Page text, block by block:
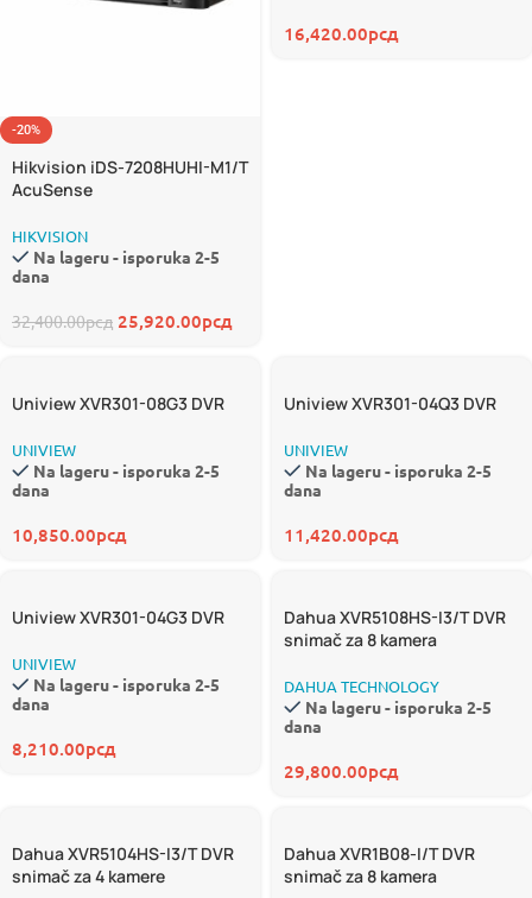
-20%
Hikvision iDS-7208HUHI-M1/T
AcuSense
HIKVISION
Na lageru - isporuka 2-5
dana
32,400.00рсд 25,920.00рсд
16,420.00рсд
Uniview XVR301-08G3 DVR
UNIVIEW
Na lageru - isporuka 2-5
dana
10,850.00рсд
Uniview XVR301-04Q3 DVR
UNIVIEW
Na lageru - isporuka 2-5
dana
11,420.00рсд
Uniview XVR301-04G3 DVR
UNIVIEW
Na lageru - isporuka 2-5
dana
8,210.00рсд
Dahua XVR5108HS-I3/T DVR
snimač za 8 kamera
DAHUA TECHNOLOGY
Na lageru - isporuka 2-5
dana
29,800.00рсд
Dahua XVR5104HS-I3/T DVR
snimač za 4 kamere
Dahua XVR1B08-I/T DVR
snimač za 8 kamera